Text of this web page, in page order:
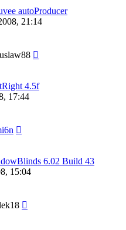
autoProducer
21:14
4.5f
17:44
6.02 Build 43
15:04